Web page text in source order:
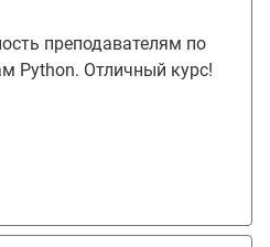
в этой области.
кто хочет изучить
преподавателям по
Python. Отличный курс!